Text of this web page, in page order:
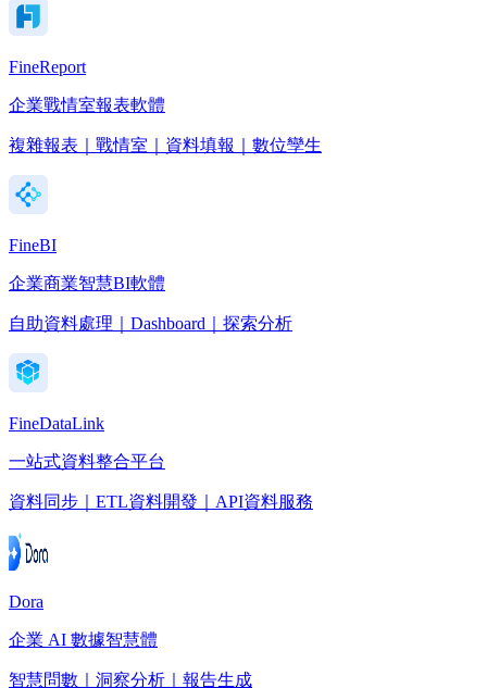
FineReport
企業戰情室報表軟體
複雜報表｜戰情室｜資料填報｜數位孿生
FineBI
企業商業智慧BI軟體
自助資料處理｜Dashboard｜探索分析
FineDataLink
一站式資料整合平台
資料同步｜ETL資料開發｜API資料服務
Dora
企業 AI 數據智慧體
智慧問數｜洞察分析｜報告生成